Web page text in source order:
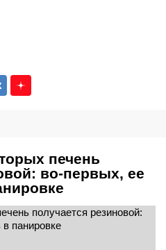
печень
во-первых, ее